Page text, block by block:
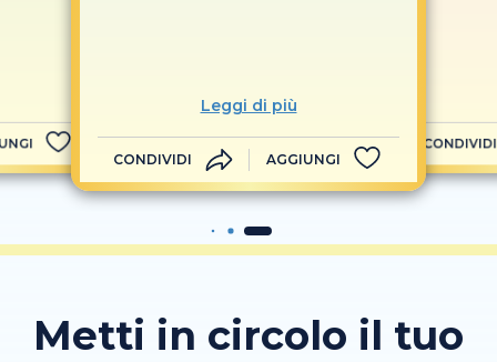
Leggi di più
CONDIVIDI AGGIUNGI
CONDIVIDI
Metti in circolo il tuo